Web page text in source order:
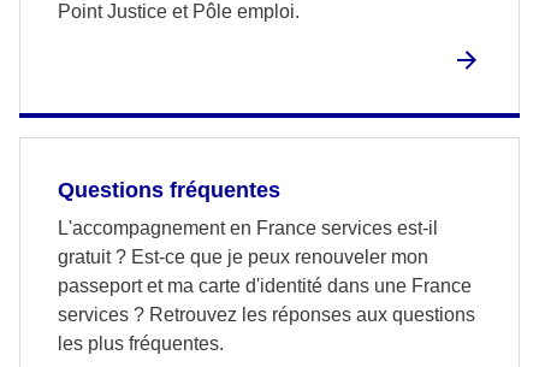
Point Justice et Pôle emploi.
Questions fréquentes
L'accompagnement en France services est-il
gratuit ? Est-ce que je peux renouveler mon
passeport et ma carte d'identité dans une France
services ? Retrouvez les réponses aux questions
les plus fréquentes.